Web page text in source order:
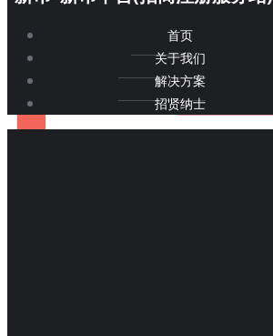
首页
关于我们
解决方案
招贤纳士